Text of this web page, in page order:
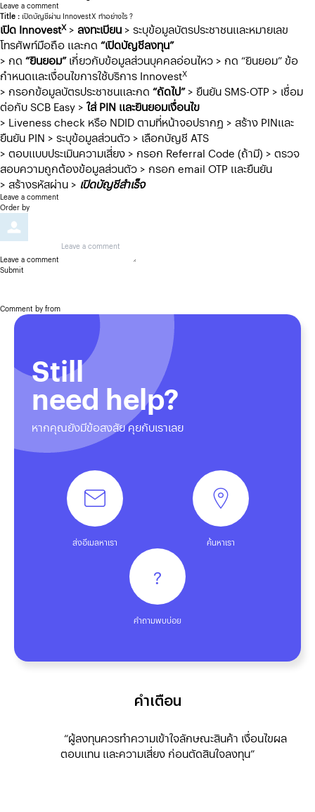
Leave a comment
Title : เปิดบัญชีผ่าน InnovestX ทำอย่างไร ?
เปิด InnovestX> ลงทะเบียน > ระบุข้อมูลบัตรประชาชนและหมายเลข
โทรศัพท์มือถือ และกด “เปิดบัญชีลงทุน”
> กด “ยินยอม”เกี่ยวกับข้อมูลส่วนบุคคลอ่อนไหว > กด “ยินยอม” ข้อ
กำหนดและเงื่อนไขการใช้บริการ InnovestX
> กรอกข้อมูลบัตรประชาชนและกด “ถัดไป”> ยืนยัน SMS-OTP > เชื่อม
ต่อกับ SCB Easy > ใส่ PIN และยินยอมเงื่อนไข
> Liveness check หรือ NDID ตามที่หน้าจอปรากฏ > สร้าง PINและ
ยืนยัน PIN > ระบุข้อมูลส่วนตัว > เลือกบัญชี ATS
> ตอบแบบประเมินความเสี่ยง > กรอก Referral Code (ถ้ามี) > ตรวจ
สอบความถูกต้องข้อมูลส่วนตัว > กรอก email OTP และยืนยัน
> สร้างรหัสผ่าน > เปิดบัญชีสำเร็จ
Leave a comment
Order by
Leave a comment
Submit
Comment by from
Still
need help?
หากคุณยังมีข้อสงสัย คุยกับเราเลย
ส่งอีเมลหาเรา ค้นหาเรา
?
คำถามพบบ่อย
คำเตือน
“ผู้ลงทุนควรทำความเข้าใจลักษณะสินค้า เงื่อนไขผล
ตอบแทน และความเสี่ยง ก่อนตัดสินใจลงทุน”